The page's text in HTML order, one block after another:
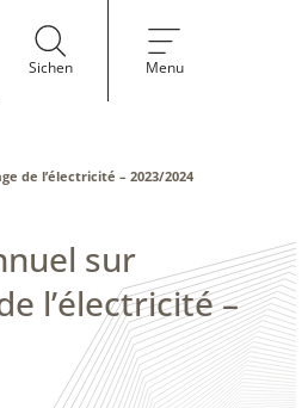
Sichen Menu
de l’électricité​​ – 2023/2024
sur
l’électricité​​ –